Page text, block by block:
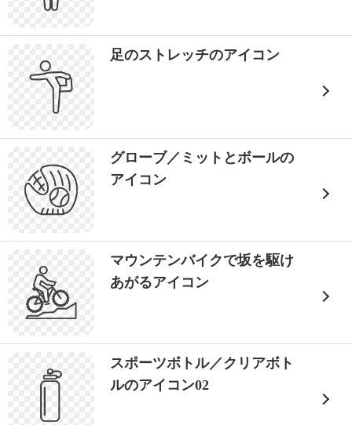
足のストレッチのアイコン
グローブ／ミットとボールの
アイコン
マウンテンバイクで坂を駆け
あがるアイコン
スポーツボトル／クリアボト
ルのアイコン02